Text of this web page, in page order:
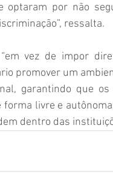
por não
ressalta.
vez de impor
promover um
garantindo que
livre e
dentro das